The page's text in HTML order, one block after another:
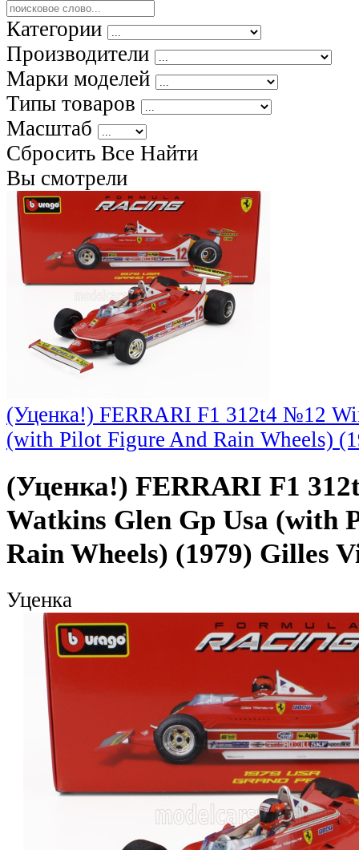
Категории
Производители
Марки моделей
Типы товаров
Масштаб
Сбросить Все Найти
Вы смотрели
(Уценка!) FERRARI F1 312t4 №12
(with Pilot Figure And Rain Wheels)
(Уценка!) FERRARI F1
Watkins Glen Gp Usa (with
Rain Wheels) (1979) Gilles
Уценка